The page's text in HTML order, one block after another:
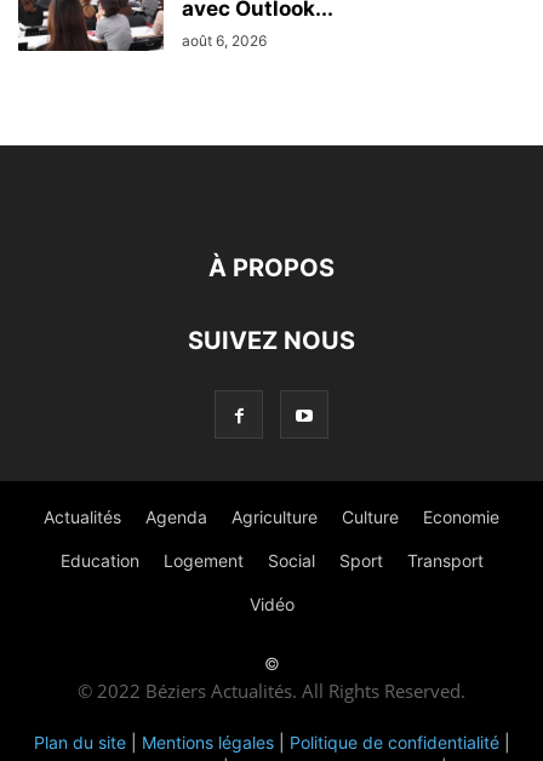
avec Outlook...
août 6, 2026
À PROPOS
SUIVEZ NOUS
Actualités Agenda Agriculture Culture Economie
Education Logement Social Sport Transport
Vidéo
©
© 2022 Béziers Actualités. All Rights Reserved.
Plan du site| Mentions légales| Politique de confidentialité